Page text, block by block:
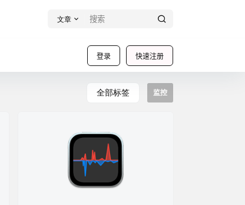
文章
登录 快速注册
全部标签 监控